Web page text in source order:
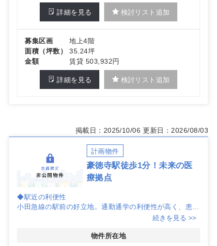
詳細を見る 検討リスト追加
募集区画
地上4階
面積（坪数）
35.24坪
金額
賃貸 503,932円
詳細を見る 検討リスト追加
掲載日：2025/10/06 更新日：2026/08/03
計画物件
豪徳寺駅徒歩1分！未来の医
療拠点
◆駅近の利便性
小田急線の駅前の好立地。通勤通学の利便性が高く、患者
様にとってもアクセスしやすい場所に位置しています。
◆未来を見据えた医療モール計画
続きを見る >>
物件所在地